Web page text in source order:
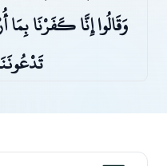
وَقَالُوا إِنَّا كَفَرْنَا